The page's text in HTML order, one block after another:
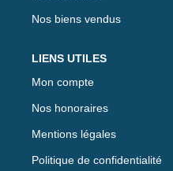
Nos biens vendus
LIENS UTILES
Mon compte
Nos honoraires
Mentions légales
Politique de confidentialité